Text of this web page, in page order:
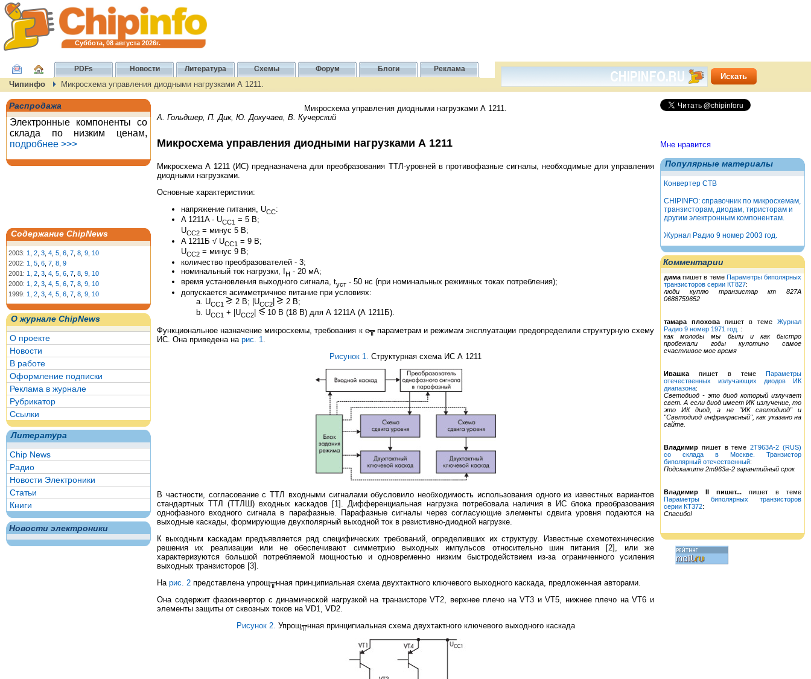
Суббота, 08 августа 2026г.
PDFs Новости Литература Схемы Форум Блоги Реклама
Чипинфо Микросхема управления диодными нагрузками А 1211.
Распродажа
Электронные компоненты со
склада по низким ценам,
подробнее >>>
Содержание ChipNews
2003: 1 2 3 4 5 6 7 8 9 10
2002: 1 5 6 7 8 9
2001: 1 2 3 4 5 6 7 8 9 10
2000: 1 2 3 4 5 6 7 8 9 10
1999: 1 2 3 4 5 6 7 8 9 10
О журнале ChipNews
О проекте
Новости
В работе
Оформление подписки
Реклама в журнале
Рубрикатор
Ссылки
Литература
Chip News
Радио
Новости Электроники
Статьи
Книги
Новости электроники
Мне нравится
Популярные материалы
Конвертер СТВ
CHIPINFO: справочник по микросхемам,
транзисторам, диодам, тиристорам и
другим электронным компонентам.
Журнал Радио 9 номер 2003 год.
Комментарии
дима пишет в теме Параметры биполярных
транзисторов серии КТ827:
люди куплю транзистар кт 827А
0688759652
тамара плохова пишет в теме Журнал
Радио 9 номер 1971 год. :
как молоды мы были и как быстро
пробежали годы кулотино самое
счастливое мое время
Ивашка пишет в теме Параметры
отечественных излучающих диодов ИК
диапазона:
Светодиод - это диод который излучает
свет. А если диод имеет ИК излучение, то
это ИК диод, а не "ИК светодиод" и
"Светодиод инфракрасный", как указано на
сайте.
Владимир пишет в теме2Т963А-2 (RUS)
со склада в Москве. Транзистор
биполярный отечественный:
Подскажите 2т963а-2 гарантийный срок
Владимир II пишет... пишет в теме
Параметры биполярных транзисторов
серии КТ372:
Спасибо!
Микросхема управления диодными нагрузками А 1211.
А. Гольдшер, П. Дик, Ю. Докучаев, В. Кучерский
Микросхема управления диодными нагрузками А 1211
Микросхема А 1211 (ИС) предназначена для преобразования ТТЛ-уровней в противофазные сигналы, необходимые для управления
диодными нагрузками.
Основные характеристики:
напряжение питания, UCC:
A 1211A - UCC1 = 5 B;
UCC2 = минус 5 B;
A 1211Б √ UCC1 = 9 B;
UCC2 = минус 9 B;
количество преобразователей - 3;
номинальный ток нагрузки, I
H - 20 мА;
время установления выходного сигнала, tуст - 50 нс (при номинальных режимных токах потребления);
допускается асимметричное питание при условиях:
UCC1 2 В; |UCC2
2 В;
UCC1 + |UCC2| 10 В (18 В) для А 1211А (А 1211Б).
Функциональное назначение микросхемы, требования к е╦ параметрам и режимам эксплуатации предопределили структурную схему
ИС. Она приведена на рис. 1.
Рисунок 1. Структурная схема ИС А 1211
В частности, согласование с ТТЛ входными сигналами обусловило необходимость использования одного из известных вариантов
стандартных ТТЛ (ТТЛШ) входных каскадов [1]. Дифференциальная нагрузка потребовала наличия в ИС блока преобразования
однофазного входного сигнала в парафазные. Парафазные сигналы через согласующие элементы сдвига уровня подаются на
выходные каскады, формирующие двухполярный выходной ток в резистивно-диодной нагрузке.
К выходным каскадам предъявляется ряд специфических требований, определивших их структуру. Известные схемотехнические
решения их реализации или не обеспечивают симметрию выходных импульсов относительно шин питания [2], или же
характеризуются большой потребляемой мощностью и одновременно низким быстродействием из-за ограниченного усиления
выходных транзисторов [3].
На рис. 2 представлена упрощ╦нная принципиальная схема двухтактного ключевого выходного каскада, предложенная авторами.
Она содержит фазоинвертор с динамической нагрузкой на транзисторе VT2, верхнее плечо на VT3 и VT5, нижнее плечо на VT6 и
элементы защиты от сквозных токов на VD1, VD2.
Рисунок 2. Упрощ╦нная принципиальная схема двухтактного ключевого выходного каскада